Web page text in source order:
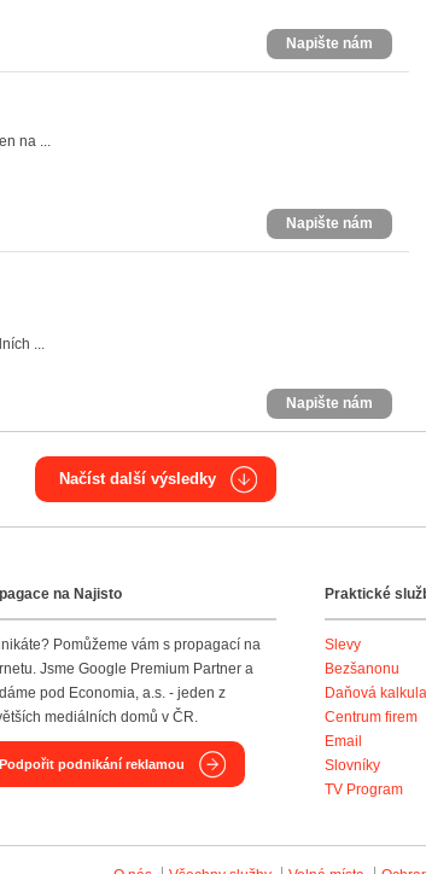
Napište nám
na ...
Napište nám
...
Napište nám
Načíst další výsledky
na Najisto
Pomůžeme vám s propagací na
Jsme Google Premium Partner a
pod Economia, a.s. - jeden z
mediálních domů v ČR.
Podpořit podnikání reklamou
Praktické
Slevy
Bezšanonu
Daňová
Centrum firem
Email
Slovníky
TV Program